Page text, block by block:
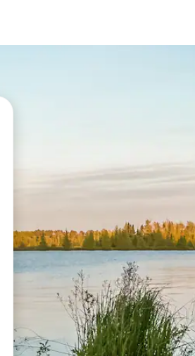
со стрелки нагоре и надолу или